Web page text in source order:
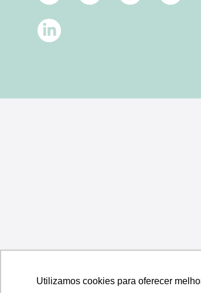
Utilizamos cookies para oferecer
Utilizamos cookies para oferecer